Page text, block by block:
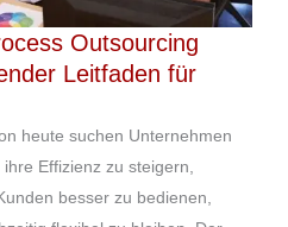
Outsourcing
Leitfaden für
heute suchen Unternehmen
Effizienz zu steigern,
besser zu bedienen,